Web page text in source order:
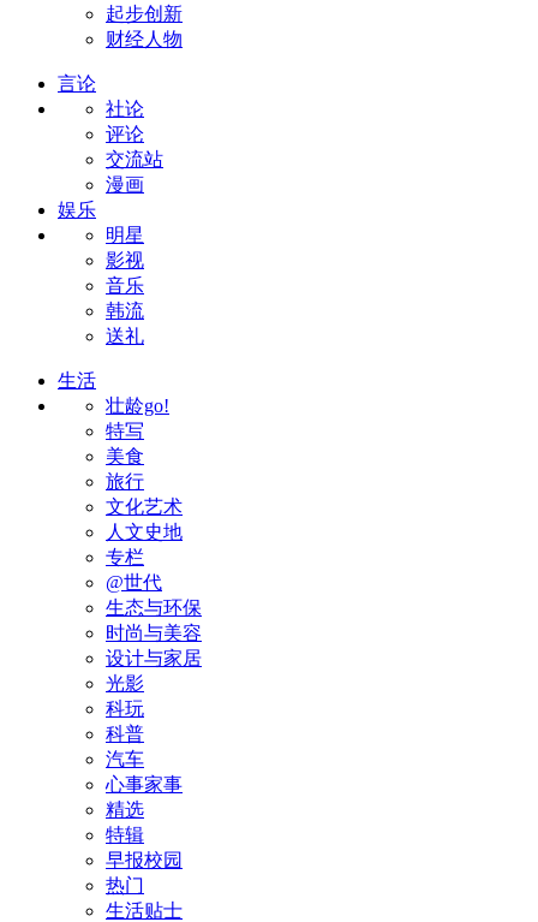
起步创新
财经人物
言论
社论
评论
交流站
漫画
娱乐
明星
影视
音乐
韩流
送礼
生活
壮龄go!
特写
美食
旅行
文化艺术
人文史地
专栏
@世代
生态与环保
时尚与美容
设计与家居
光影
科玩
科普
汽车
心事家事
精选
特辑
早报校园
热门
生活贴士